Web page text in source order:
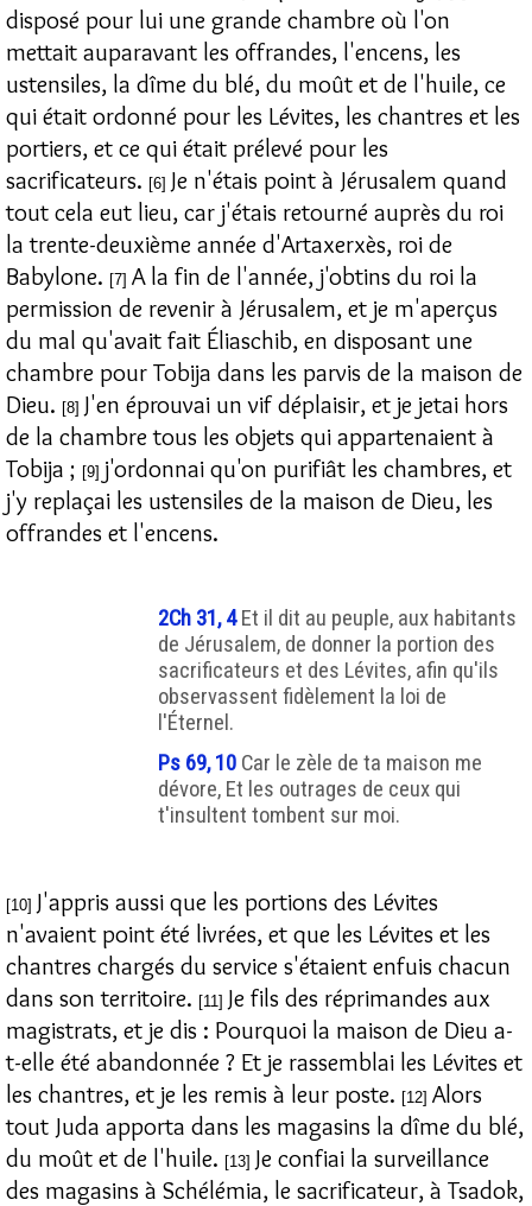
disposé pour lui une grande chambre où l'on
mettait auparavant les offrandes, l'encens, les
ustensiles, la dîme du blé, du moût et de l'huile, ce
qui était ordonné pour les Lévites, les chantres et les
portiers, et ce qui était prélevé pour les
sacrificateurs. [6] Je n'étais point à Jérusalem quand
tout cela eut lieu, car j'étais retourné auprès du roi
la trente-deuxième année d'Artaxerxès, roi de
Babylone. [7] A la fin de l'année, j'obtins du roi la
permission de revenir à Jérusalem, et je m'aperçus
du mal qu'avait fait Éliaschib, en disposant une
chambre pour Tobija dans les parvis de la maison de
Dieu. [8] J'en éprouvai un vif déplaisir, et je jetai hors
de la chambre tous les objets qui appartenaient à
Tobija ; [9] j'ordonnai qu'on purifiât les chambres, et
j'y replaçai les ustensiles de la maison de Dieu, les
offrandes et l'encens.
2Ch 31, 4Et il dit au peuple, aux habitants
de Jérusalem, de donner la portion des
sacrificateurs et des Lévites, afin qu'ils
observassent fidèlement la loi de
l'Éternel.
Ps 69, 10 Car le zèle de ta maison me
dévore, Et les outrages de ceux qui
t'insultent tombent sur moi.
[10] J'appris aussi que les portions des Lévites
n'avaient point été livrées, et que les Lévites et les
chantres chargés du service s'étaient enfuis chacun
dans son territoire. [11] Je fils des réprimandes aux
magistrats, et je dis : Pourquoi la maison de Dieu a-
t-elle été abandonnée ? Et je rassemblai les Lévites et
les chantres, et je les remis à leur poste. [12] Alors
tout Juda apporta dans les magasins la dîme du blé,
du moût et de l'huile. [13] Je confiai la surveillance
des magasins à Schélémia, le sacrificateur, à Tsadok,